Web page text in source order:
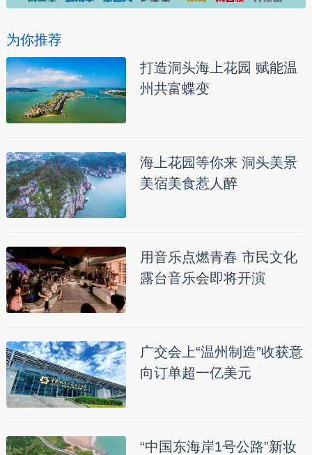
为你推荐
打造洞头海上花园 赋能温
州共富蝶变
海上花园等你来 洞头美景
美宿美食惹人醉
用音乐点燃青春 市民文化
露台音乐会即将开演
广交会上“温州制造”收获意
向订单超一亿美元
“中国东海岸1号公路”新妆